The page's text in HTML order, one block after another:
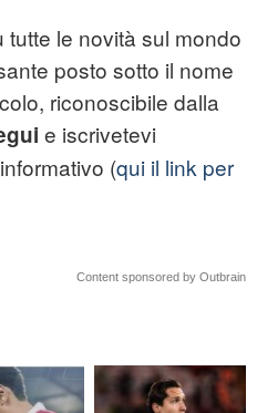
tutte le novità sul mondo
posto sotto il nome
riconoscibile dalla
e iscrivetevi
(qui il link per
Content sponsored by Outbrain